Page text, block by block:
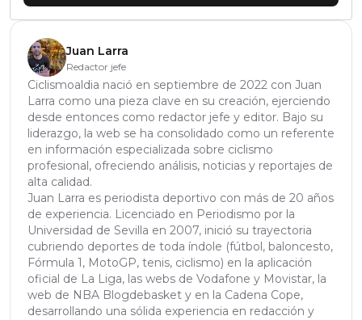
Juan Larra
Redactor jefe
Ciclismoaldia nació en septiembre de 2022 con Juan
Larra como una pieza clave en su creación, ejerciendo
desde entonces como redactor jefe y editor. Bajo su
liderazgo, la web se ha consolidado como un referente
en información especializada sobre ciclismo
profesional, ofreciendo análisis, noticias y reportajes de
alta calidad.
Juan Larra es periodista deportivo con más de 20 años
de experiencia. Licenciado en Periodismo por la
Universidad de Sevilla en 2007, inició su trayectoria
cubriendo deportes de toda índole (fútbol, baloncesto,
Fórmula 1, MotoGP, tenis, ciclismo) en la aplicación
oficial de La Liga, las webs de Vodafone y Movistar, la
web de NBA Blogdebasket y en la Cadena Cope,
desarrollando una sólida experiencia en redacción y